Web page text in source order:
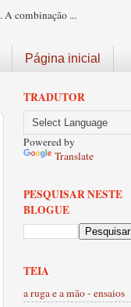
A combinação ...
Página inicial
TRADUTOR
Powered by
Translate
PESQUISAR NESTE
BLOGUE
TEIA
a ruga e a mão - ensaios